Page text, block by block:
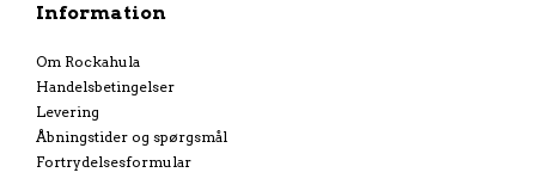
Information
Om Rockahula
Handelsbetingelser
Levering
Åbningstider og spørgsmål
Fortrydelsesformular